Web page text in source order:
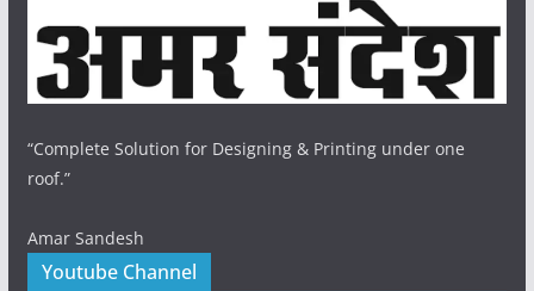
“Complete Solution for Designing & Printing under one
roof.”
Amar Sandesh
Youtube Channel